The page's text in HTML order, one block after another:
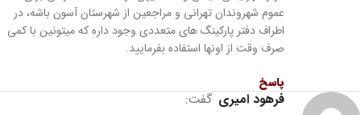
عموم شهروندان تهرانی و مراجعین از شهرستان آسون باشه، در
اطراف دفتر پارکینگ های متعددی وجود داره که میتونین با کمی
صرف وقت از اونها استفاده بفرمایید.
پاسخ
فرهود امیری گفت: